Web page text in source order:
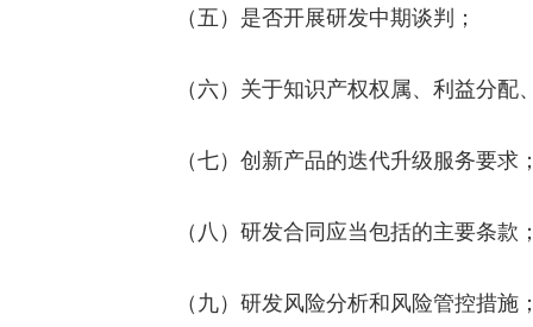
（五）是否开展研发中期谈判；
（六）关于知识产权权属、利益分配
（七）创新产品的迭代升级服务要求
（八）研发合同应当包括的主要条款
（九）研发风险分析和风险管控措施